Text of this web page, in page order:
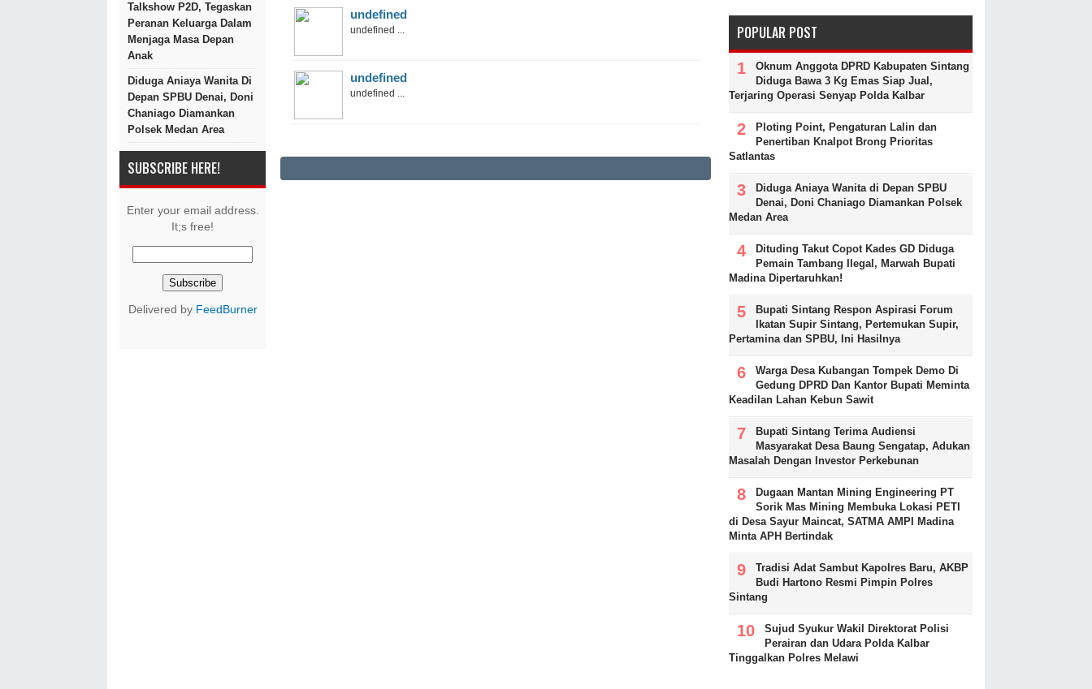
Talkshow P2D, Tegaskan
Peranan Keluarga Dalam
Menjaga Masa Depan
Anak
Diduga Aniaya Wanita Di
Depan SPBU Denai, Doni
Chaniago Diamankan
Polsek Medan Area
SUBSCRIBE HERE!
Enter your email address.
It;s free!
Delivered by FeedBurner
undefined
undefined ...
undefined
undefined ...
POPULAR POST
Oknum Anggota DPRD Kabupaten Sintang
Diduga Bawa 3 Kg Emas Siap Jual,
Terjaring Operasi Senyap Polda Kalbar
Ploting Point, Pengaturan Lalin dan
Penertiban Knalpot Brong Prioritas
Satlantas
Diduga Aniaya Wanita di Depan SPBU
Denai, Doni Chaniago Diamankan Polsek
Medan Area
Dituding Takut Copot Kades GD Diduga
Pemain Tambang Ilegal, Marwah Bupati
Madina Dipertaruhkan!
Bupati Sintang Respon Aspirasi Forum
Ikatan Supir Sintang, Pertemukan Supir,
Pertamina dan SPBU, Ini Hasilnya
Warga Desa Kubangan Tompek Demo Di
Gedung DPRD Dan Kantor Bupati Meminta
Keadilan Lahan Kebun Sawit
Bupati Sintang Terima Audiensi
Masyarakat Desa Baung Sengatap, Adukan
Masalah Dengan Investor Perkebunan
Dugaan Mantan Mining Engineering PT
Sorik Mas Mining Membuka Lokasi PETI
di Desa Sayur Maincat, SATMA AMPI Madina
Minta APH Bertindak
Tradisi Adat Sambut Kapolres Baru, AKBP
Budi Hartono Resmi Pimpin Polres
Sintang
Sujud Syukur Wakil Direktorat Polisi
Perairan dan Udara Polda Kalbar
Tinggalkan Polres Melawi